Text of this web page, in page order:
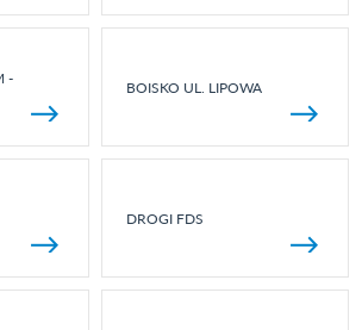
-
BOISKO UL. LIPOWA
DROGI FDS